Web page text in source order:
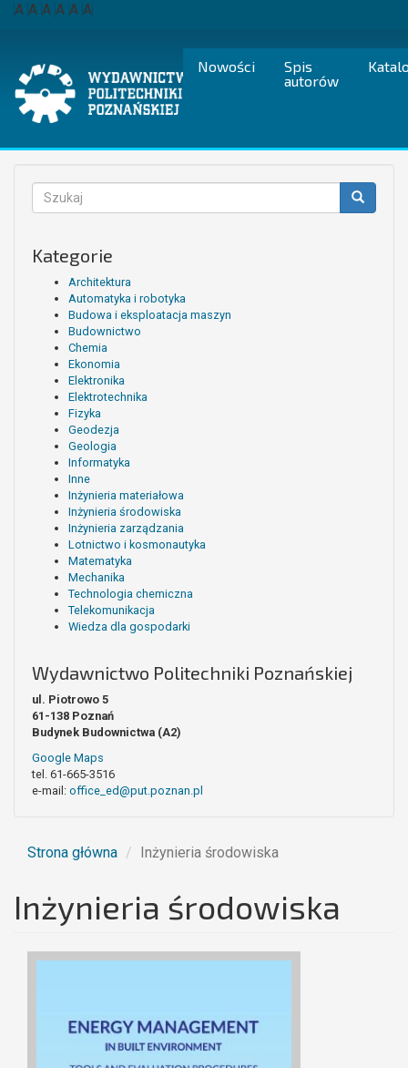
Przejdź
A A A A A A
Nowości
Spis
autorów
Formularz
wyszukiwania
Kategorie
Architektura
Automatyka i robotyka
Budowa i eksploatacja maszyn
Budownictwo
Chemia
Ekonomia
Elektronika
Elektrotechnika
Fizyka
Geodezja
Geologia
Informatyka
Inne
Inżynieria materiałowa
Inżynieria środowiska
Inżynieria zarządzania
Lotnictwo i kosmonautyka
Matematyka
Mechanika
Technologia chemiczna
Telekomunikacja
Wiedza dla gospodarki
Wydawnictwo Politechniki Poznańskiej
ul. Piotrowo 5
61-138 Poznań
Budynek Budownictwa (A2)
Google Maps
tel. 61-665-3516
e-mail: office_ed@put.poznan.pl
Strona główna Inżynieria środowiska
Inżynieria środowiska